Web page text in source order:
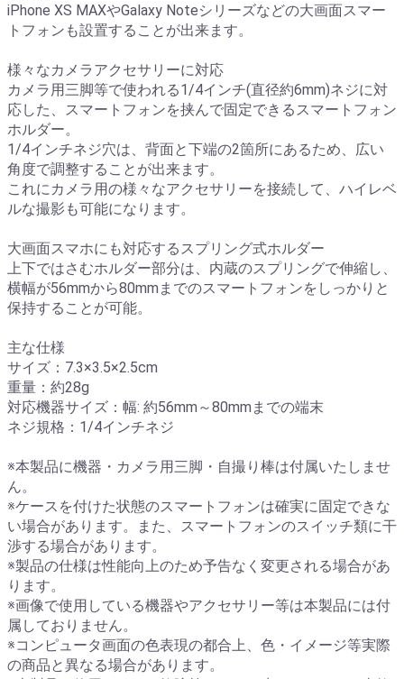
iPhone XS MAXやGalaxy Noteシリーズなどの大画面スマー
トフォンも設置することが出来ます。
様々なカメラアクセサリーに対応
カメラ用三脚等で使われる1/4インチ(直径約6mm)ネジに対
応した、スマートフォンを挟んで固定できるスマートフォン
ホルダー。
1/4インチネジ穴は、背面と下端の2箇所にあるため、広い
角度で調整することが出来ます。
これにカメラ用の様々なアクセサリーを接続して、ハイレベ
ルな撮影も可能になります。
大画面スマホにも対応するスプリング式ホルダー
上下ではさむホルダー部分は、内蔵のスプリングで伸縮し、
横幅が56mmから80mmまでのスマートフォンをしっかりと
保持することが可能。
主な仕様
サイズ：7.3×3.5×2.5cm
重量：約28g
対応機器サイズ：幅: 約56mm～80mmまでの端末
ネジ規格：1/4インチネジ
※本製品に機器・カメラ用三脚・自撮り棒は付属いたしませ
ん。
※ケースを付けた状態のスマートフォンは確実に固定できな
い場合があります。また、スマートフォンのスイッチ類に干
渉する場合があります。
※製品の仕様は性能向上のため予告なく変更される場合があ
ります。
※画像で使用している機器やアクセサリー等は本製品には付
属しておりません。
※コンピュータ画面の色表現の都合上、色・イメージ等実際
の商品と異なる場合があります。